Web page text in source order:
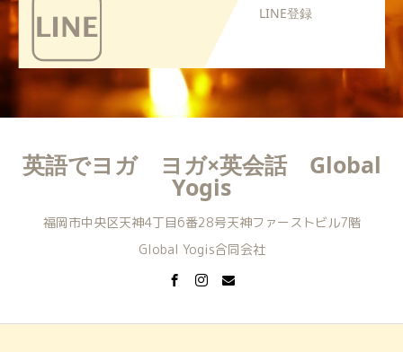
LINE登録
英語でヨガ ヨガ×英会話 Global
Yogis
福岡市中央区天神4丁目6番28号天神ファーストビル7階
Global Yogis合同会社